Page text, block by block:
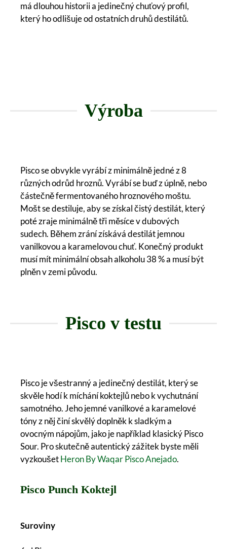
má dlouhou historii a jedinečný chuťový profil,
který ho odlišuje od ostatních druhů destilátů.
Výroba
Pisco se obvykle vyrábí z minimálně jedné z 8
různých odrůd hroznů. Vyrábí se buď z úplně, nebo
částečně fermentovaného hroznového moštu.
Mošt se destiluje, aby se získal čistý destilát, který
poté zraje minimálně tři měsíce v dubových
sudech. Během zrání získává destilát jemnou
vanilkovou a karamelovou chuť. Konečný produkt
musí mít minimální obsah alkoholu 38 % a musí být
plněn v zemi původu.
Pisco v testu
Pisco je všestranný a jedinečný destilát, který se
skvěle hodí k míchání koktejlů nebo k vychutnání
samotného. Jeho jemné vanilkové a karamelové
tóny z něj činí skvělý doplněk k sladkým a
ovocným nápojům, jako je například klasický Pisco
Sour. Pro skutečně autentický zážitek byste měli
vyzkoušetHeron By Waqar Pisco Anejado.
Pisco Punch Koktejl
Suroviny